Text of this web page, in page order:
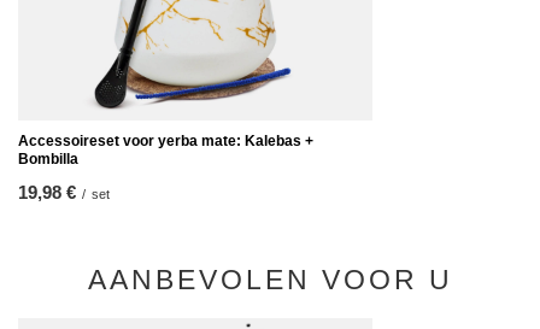
Accessoireset voor yerba mate: Kalebas +
Bombilla
19,98 € / set
AANBEVOLEN VOOR U